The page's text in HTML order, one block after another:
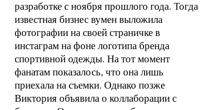
разработке с ноября прошлого года. Тогда
известная бизнес вумен выложила
фотографии на своей страничке в
инстаграм на фоне логотипа бренда
спортивной одежды. На тот момент
фанатам показалось, что она лишь
приехала на съемки. Однако позже
Виктория объявила о коллаборации с